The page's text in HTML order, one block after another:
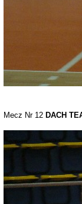
Mecz Nr 12 DACH